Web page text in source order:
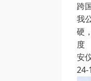
跨
我
硬
度
安
24-